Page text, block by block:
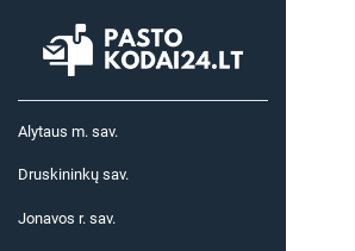
Alytaus m. sav.
Druskininkų sav.
Jonavos r. sav.